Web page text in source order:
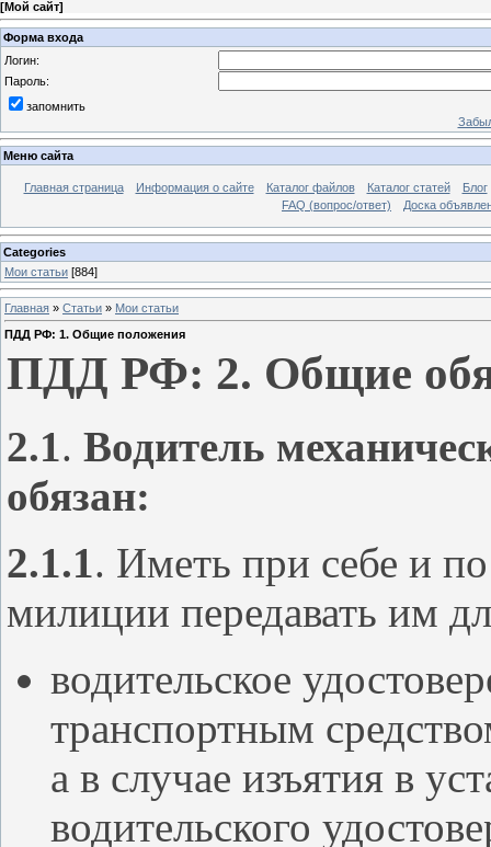
[Мой сайт]
Форма входа
Логин:
Пароль:
запомнить
Меню сайта
Главная страница Информация о сайте Каталог файлов Каталог статей
Блог
FAQ (вопрос/ответ)
Доска
Categories
Мои статьи [884]
Главная » Статьи » Мои статьи
ПДД РФ: 1. Общие положения
ПДД РФ: 2. Общие
2.1. Водитель
обязан:
2.1.1. Иметь при себе и
милиции передавать им
водительское
транспортным
а в случае изъятия в
водительского